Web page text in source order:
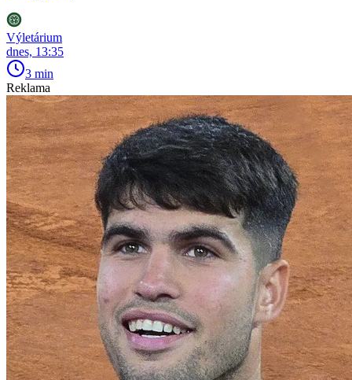
Výletárium
dnes, 13:35
3 min
Reklama